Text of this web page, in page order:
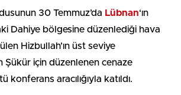
30 Temmuz’da Lübnan‘ın
Dahiye bölgesine düzenlediği hava
Hizbullah’ın üst seviye
Şükür için düzenlenen cenaze
konferans aracılığıyla katıldı.